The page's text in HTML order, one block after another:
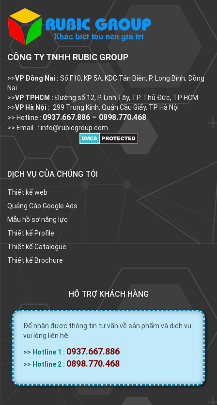
CÔNG TY TNHH RUBIC GROUP
>>VP Đồng Nai : Số F10, KP 5A, KDC Tân Biên, P. Long Bình, Đồng
Nai
>>VP TPHCM : Đường số 12, P. Linh Tây, TP. Thủ Đức, TP HCM
>>VP Hà Nội : 299 Trung Kính, Quận Cầu Giấy, TP Hà Nội
>> Hotline : 0937.667.886 – 0898.770.468
>> Email : info@rubicgroup.com
DỊCH VỤ CỦA CHÚNG TÔI
Thiết kế web
Quảng Cáo Google Ads
Mẫu hồ sơ năng lực
Thiết kế Profile
Thiết kế Catalogue
Thiết kế Brochure
HỖ TRỢ KHÁCH HÀNG
Để nhận được thông tin tư vấn về sản phẩm và dịch vụ
vui lòng liên hệ:
>> Hotline 1 : 0937.667.886
>> Hotline 2 : 0898.770.468